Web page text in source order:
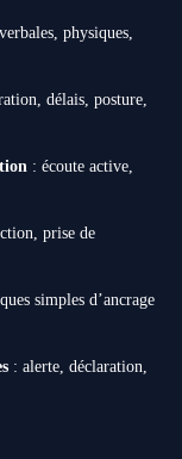
physiques,
délais, posture,
: écoute active,
prise de
simples d’ancrage
: alerte, déclaration,